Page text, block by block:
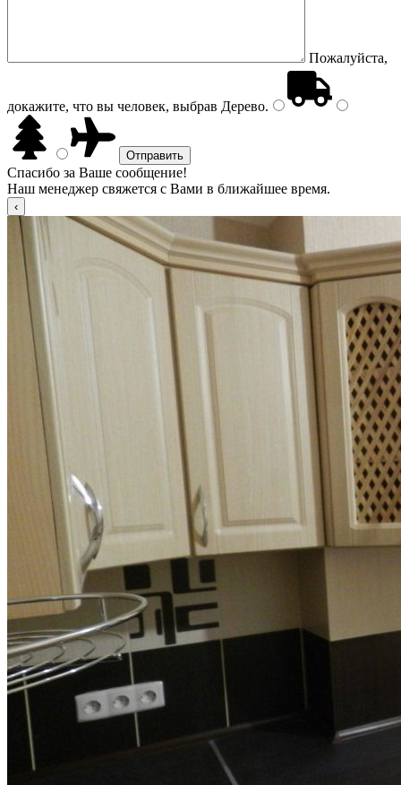
Пожалуйста,
докажите, что вы человек, выбрав Дерево.
Спасибо за Ваше сообщение!
Наш менеджер свяжется с Вами в ближайшее время.